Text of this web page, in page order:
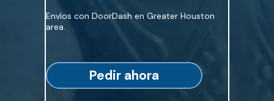
Envíos con DoorDash en Greater Houston
area.
Pedir ahora